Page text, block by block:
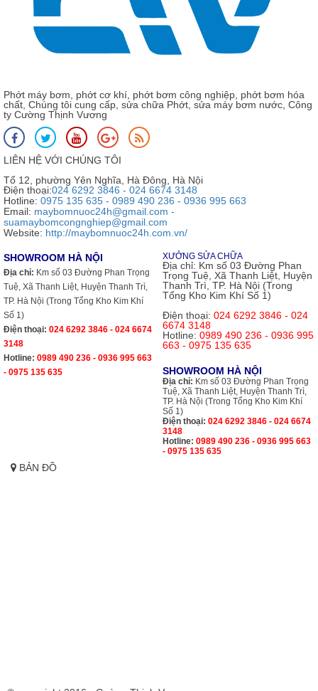
Phớt máy bơm, phớt cơ khí, phớt bơm công nghiệp, phớt bơm hóa
chất, Chúng tôi cung cấp, sửa chữa Phớt, sửa máy bơm nước, Công
ty Cường Thịnh Vương
LIÊN HỆ VỚI CHÚNG TÔI
Tổ 12, phường Yên Nghĩa, Hà Đông, Hà Nội
Điện thoại:024 6292 3846 - 024 6674 3148
Hotline: 0975 135 635 - 0989 490 236 - 0936 995 663
Email: maybomnuoc24h@gmail.com -
suamaybomcongnghiep@gmail.com
Website: http://maybomnuoc24h.com.vn/
SHOWROOM HÀ NỘI
Địa chỉ: Km số 03 Đường Phan Trọng
Tuệ, Xã Thanh Liệt, Huyện Thanh Trì,
TP. Hà Nội (Trong Tổng Kho Kim Khí
Số 1)
Điện thoại: 024 6292 3846 - 024 6674
3148
Hotline: 0989 490 236 - 0936 995 663
- 0975 135 635
XƯỞNG SỬA CHỮA
Địa chỉ: Km số 03 Đường Phan
Trọng Tuệ, Xã Thanh Liệt, Huyện
Thanh Trì, TP. Hà Nội (Trong
Tổng Kho Kim Khí Số 1)
Điện thoại: 024 6292 3846 - 024
6674 3148
Hotline: 0989 490 236 - 0936 995
663 - 0975 135 635
SHOWROOM HÀ NỘI
Địa chỉ: Km số 03 Đường Phan Trọng
Tuệ, Xã Thanh Liệt, Huyện Thanh Trì,
TP. Hà Nội (Trong Tổng Kho Kim Khí
Số 1)
Điện thoại: 024 6292 3846 - 024 6674
3148
Hotline: 0989 490 236 - 0936 995 663
- 0975 135 635
BẢN ĐỒ